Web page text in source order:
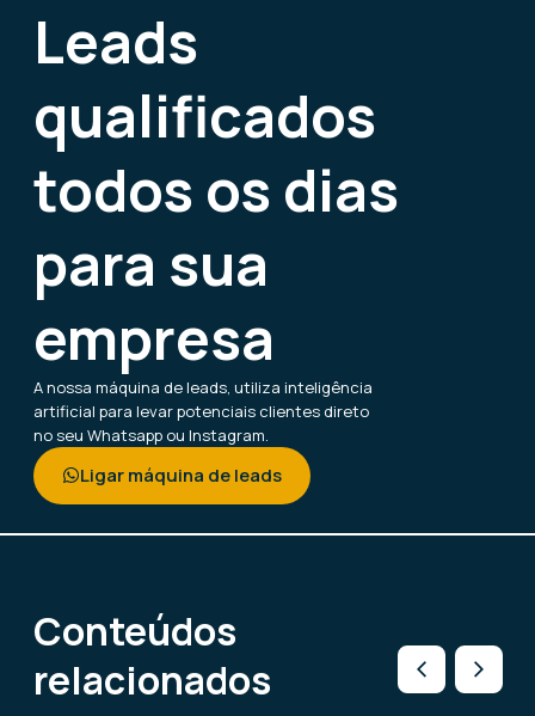
Leads
qualificados
todos os dias
para sua
empresa
A nossa máquina de leads, utiliza inteligência
artificial para levar potenciais clientes direto
no seu Whatsapp ou Instagram.
Ligar máquina de leads
Conteúdos
relacionados